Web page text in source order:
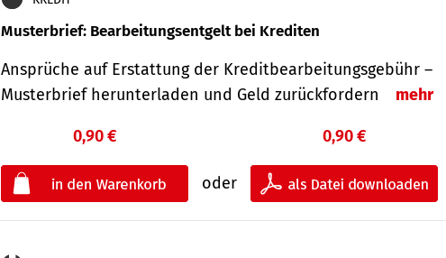
Musterbrief: Bearbeitungsentgelt bei Krediten
Ansprüche auf Erstattung der Kreditbearbeitungsgebühr –
Musterbrief herunterladen und Geld zurückfordern
mehr
0,90 €
oder
0,90 €